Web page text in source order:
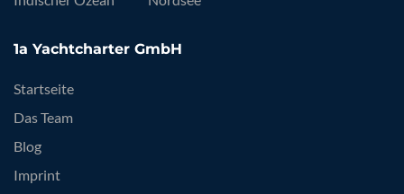
1a Yachtcharter GmbH
Startseite
Das Team
Blog
Imprint